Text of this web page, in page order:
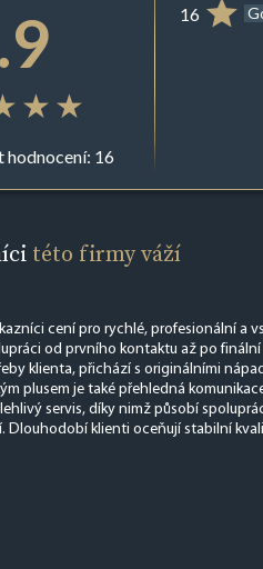
hodnocení: 16
16
této firmy váží
cení pro rychlé, profesionální a
od prvního kontaktu až po finální
klienta, přichází s originálními
plusem je také přehledná
servis, díky nimž působí
Dlouhodobí klienti oceňují stabilní